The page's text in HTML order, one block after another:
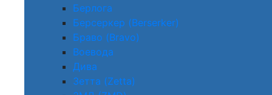
Берлога
Берсеркер (Berserker)
Браво (Bravo)
Воевода
Дива
Зетта (Zetta)